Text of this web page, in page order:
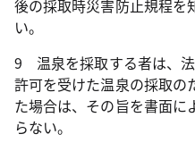
後の採取時災害防止規程を
い。
9 温泉を採取する者は、
許可を受けた温泉の採取の
た場合は、その旨を書面に
らない。